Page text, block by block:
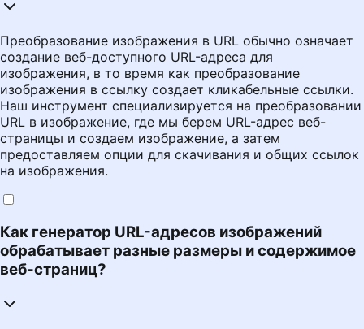
Преобразование изображения в URL обычно означает
создание веб-доступного URL-адреса для
изображения, в то время как преобразование
изображения в ссылку создает кликабельные ссылки.
Наш инструмент специализируется на преобразовании
URL в изображение, где мы берем URL-адрес веб-
страницы и создаем изображение, а затем
предоставляем опции для скачивания и общих ссылок
на изображения.
Как генератор URL-адресов изображений
обрабатывает разные размеры и содержимое
веб-страниц?